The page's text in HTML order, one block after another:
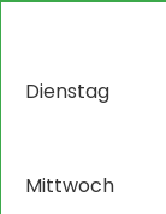
Dienstag
Mittwoch